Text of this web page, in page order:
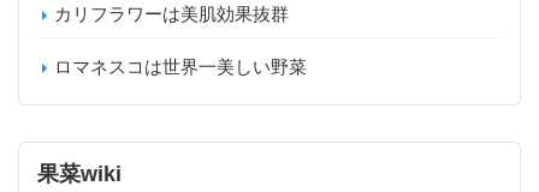
カリフラワーは美肌効果抜群
ロマネスコは世界一美しい野菜
果菜wiki